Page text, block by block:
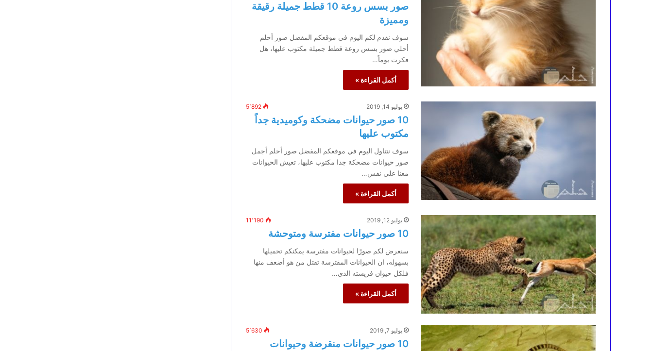
صور بسس روعة 10 قطط جميلة رقيقة
ومميزة
سوف نقدم لكم اليوم في موقعكم المفضل صور أحلم
أحلي صور بسس روعة قطط جميلة مكتوب عليها، هل
فكرت يوماً…
أكمل القراءة »
يوليو 14, 2019 5٬892
10 صور حيوانات مضحكة وكوميدية جداً
مكتوب عليها
سوف نتناول اليوم في موقعكم المفضل صور أحلم أجمل
صور حيوانات مضحكة جدا مكتوب عليها، تعيش الحيوانات
معنا علي نفس…
أكمل القراءة »
يوليو 12, 2019 11٬190
10 صور حيوانات مفترسة ومتوحشة
سنعرض لكم صورًا لحيوانات مفترسة يمكنكم تحميلها
بسهوله، ان الحيوانات المفترسة تقتل من هو أضعف منها
فلكل حيوان فريسته الذي…
أكمل القراءة »
يوليو 7, 2019 5٬630
10 صور حيوانات منقرضة وحيوانات